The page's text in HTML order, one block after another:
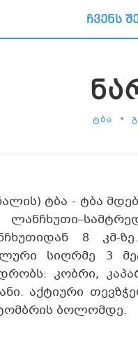
ᲩᲕᲔᲜᲡ
ᲢᲑᲐ •
ტბა - ტბა
8 კმ-
სიღრმე 3
კობრი,
აქტიური
ბოლომდე.